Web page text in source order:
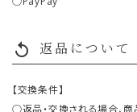
replay 返品について
【交換条件】
○返品・交換される場合、